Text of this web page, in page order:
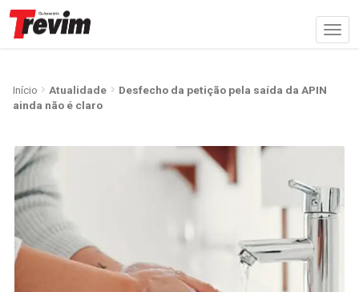
Início Atualidade
Desfecho da petição pela saída da APIN
ainda não é claro